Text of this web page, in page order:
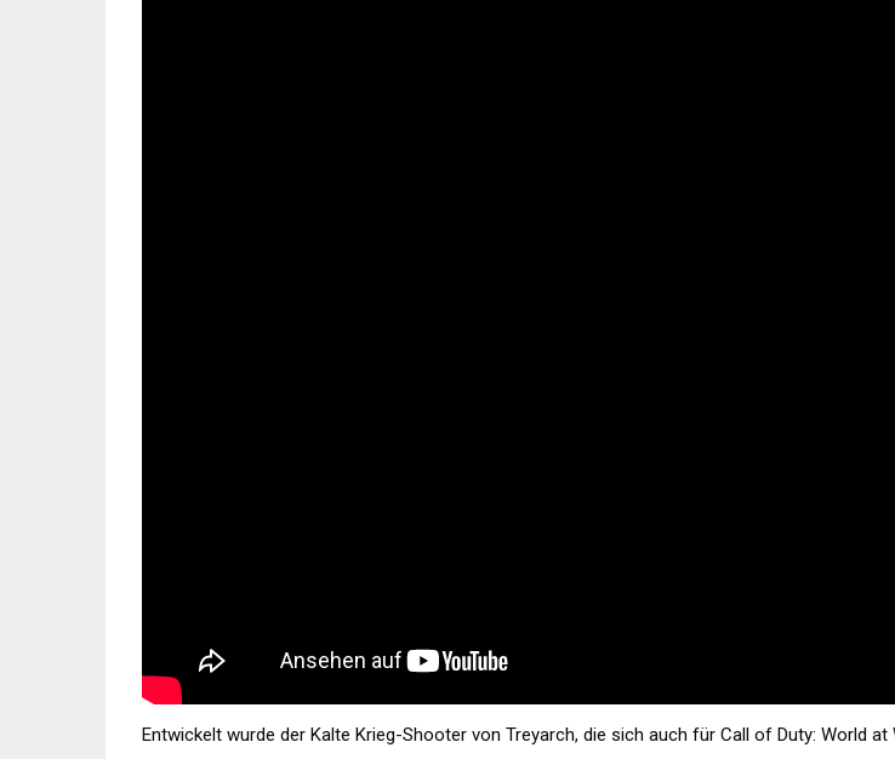
Entwickelt wurde der Kalte Krieg-Shooter von Treyarch, die sich auch für Call of Duty: World at